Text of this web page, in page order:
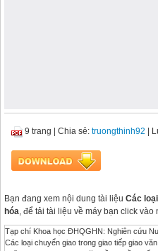
9 trang Chia sẻ: truongthinh92 |
Bạn đang xem nội dung tài liệu Các
hóa, để tải tài liệu về máy bạn click vào
Tạp chí Khoa học ĐHQGHN: Nghiên cứu
Các loại chuyển giao trong giao tiếp giao